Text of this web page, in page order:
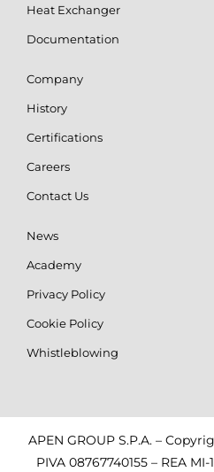
Heat Exchanger
Documentation
Company
History
Certifications
Careers
Contact Us
News
Academy
Privacy Policy
Cookie Policy
Whistleblowing
APEN GROUP S.P.A. –
PIVA 08767740155 – REA